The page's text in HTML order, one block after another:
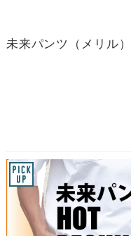
未来パンツ（メリル